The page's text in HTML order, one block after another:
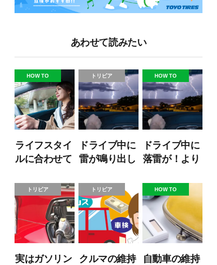
あわせて読みたい
HOW TO
ライフスタイ
ルに合わせて
い。軽自動車
の選び方
トリビア
ドライブ中に
雷が鳴り出し
べき？ 雷対
策に役立つ豆
知識
HOW TO
ドライブ中に
落雷が！より
ルマの外？ク
ルマの中？
トリビア
実はガソリン
トリビア
クルマの維持
HOW TO
自動車の維持